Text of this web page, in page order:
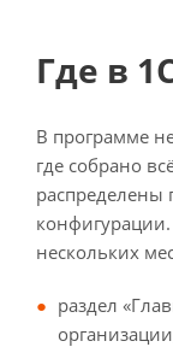
Где в
В программе
где собрано
распределены
нескольких
раздел